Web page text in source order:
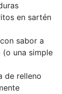
en sartén
sabor a
una simple
de relleno